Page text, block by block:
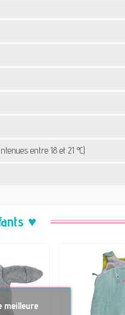
entre 18 et 21 °C)
♥
meilleure